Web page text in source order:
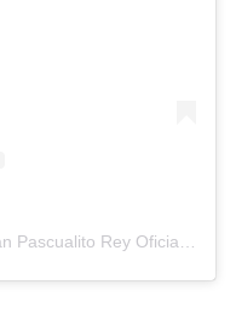
Una publicación compartida por San Pascualito Rey Oficial (@sanpascualitoreymx)